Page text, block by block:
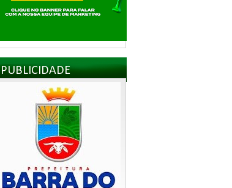
PUBLICIDADE